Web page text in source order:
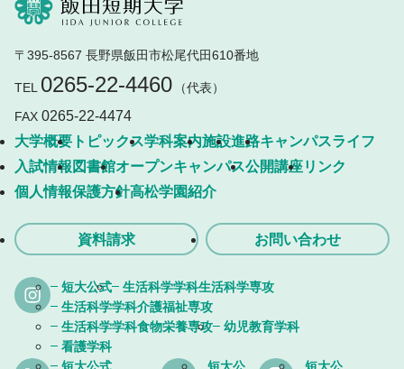
〒395-8567 長野県飯田市松尾代田610番地
TEL 0265-22-4460
（代表）
FAX 0265-22-4474
大学概要 トピックス学科案内施設進路キャンパスライフ
入試情報 図書館オープンキャンパス公開講座リンク
個人情報保護方針高松学園紹介
資料請求 お問い合わせ
短大公式
生活科学学科生活科学専攻
生活科学学科介護福祉専攻
生活科学学科食物栄養専攻
幼児教育学科
看護学科